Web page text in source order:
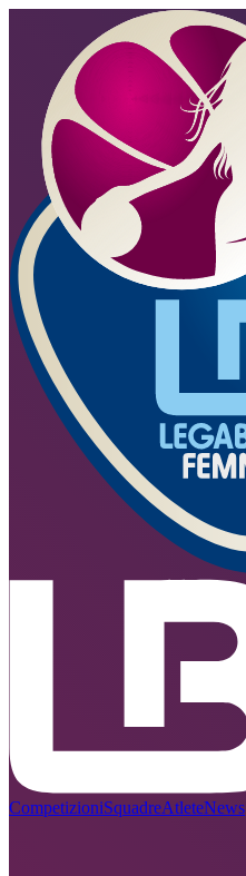
CompetizioniSquadreAtleteNews